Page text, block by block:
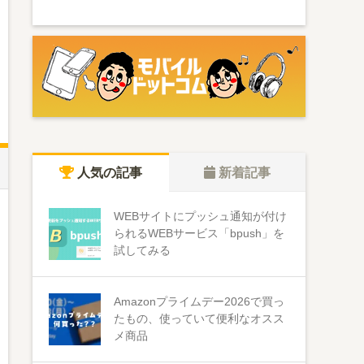
人気の記事 新着記事
WEBサイトにプッシュ通知が付け
られるWEBサービス「bpush」を
試してみる
Amazonプライムデー2026で買っ
たもの、使っていて便利なオスス
メ商品